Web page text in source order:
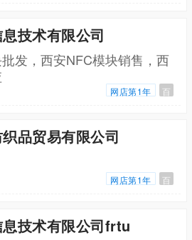
技术有限公司
发，西安NFC模块销售，西
网店第1年 百
品贸易有限公司
网店第1年 百
技术有限公司frtu